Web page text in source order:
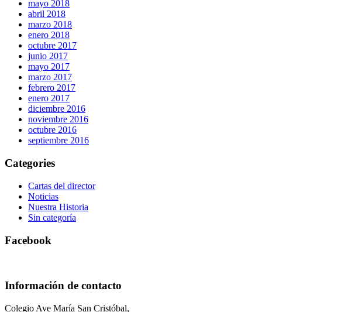
mayo 2018
abril 2018
marzo 2018
enero 2018
octubre 2017
junio 2017
mayo 2017
marzo 2017
febrero 2017
enero 2017
diciembre 2016
noviembre 2016
octubre 2016
septiembre 2016
Categories
Cartas del director
Noticias
Nuestra Historia
Sin categoría
Facebook
Información de contacto
Colegio Ave María San Cristóbal,